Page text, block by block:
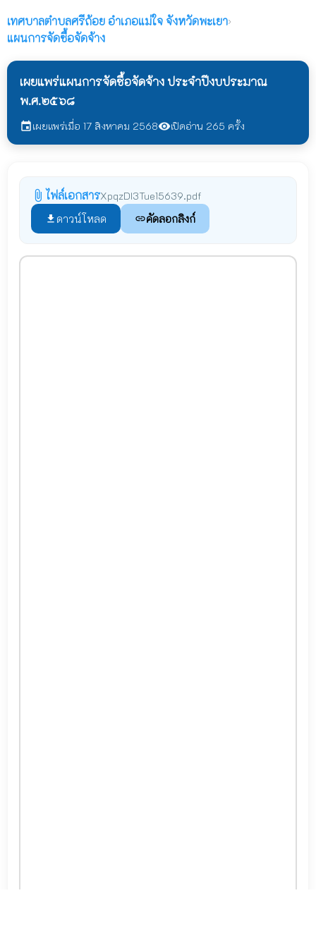
เทศบาลตำบลศรีถ้อย อำเภอแม่ใจ จังหวัดพะเยา›
แผนการจัดซื้อจัดจ้าง
เผยแพร่แผนการจัดซื้อจัดจ้าง ประจำปีงบประมาณ
พ.ศ.๒๕๖๘
eventเผยแพร่เมื่อ 17 สิงหาคม 2568visibilityเปิดอ่าน 265 ครั้ง
attach_file ไฟล์เอกสารXpqzDI3Tue15639.pdf
file_download ดาวน์โหลด linkคัดลอกลิงก์